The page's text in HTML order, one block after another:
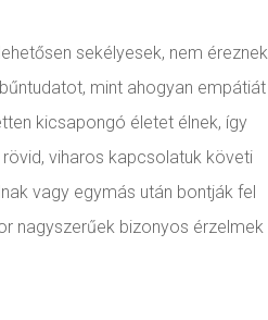
sekélyesek, nem éreznek
mint ahogyan empátiát
kicsapongó életet élnek, így
viharos kapcsolatuk követi
vagy egymás után bontják fel
nagyszerűek bizonyos érzelmek